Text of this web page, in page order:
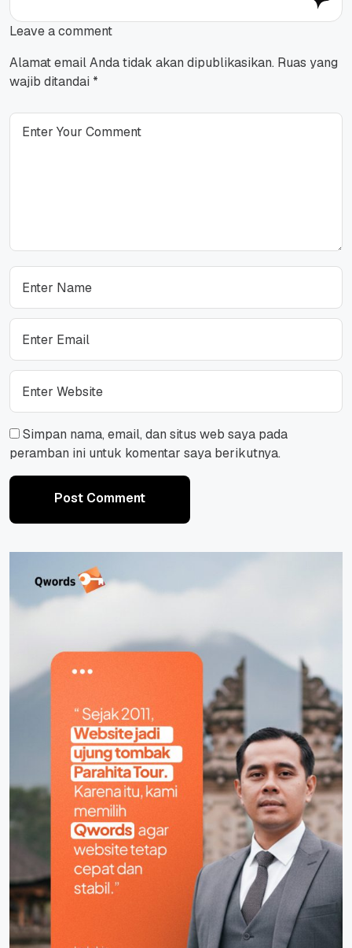
Leave a comment
Alamat email Anda tidak akan dipublikasikan. Ruas yang
wajib ditandai *
Simpan nama, email, dan situs web saya pada
peramban ini untuk komentar saya berikutnya.
Post Comment